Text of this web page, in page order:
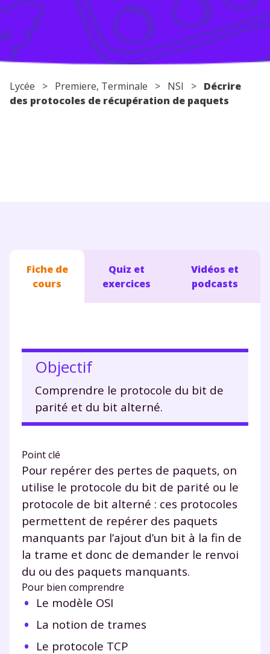
Conseils pour les parents
Lycée > Premiere, Terminale > NSI > Décrire
des protocoles de récupération de paquets
Fiche de
cours
Quiz et
exercices
Vidéos et
podcasts
Objectif
Comprendre le protocole du bit de
parité et du bit alterné.
Point clé
Pour repérer des pertes de paquets, on
utilise le protocole du bit de parité ou le
protocole de bit alterné : ces protocoles
permettent de repérer des paquets
manquants par l’ajout d’un bit à la fin de
la trame et donc de demander le renvoi
du ou des paquets manquants.
Pour bien comprendre
Le modèle OSI
La notion de trames
Le protocole TCP